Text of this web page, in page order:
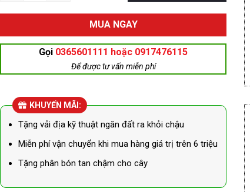
MUA NGAY
Gọi 0365601111 hoặc 0917476115
Để được tư vấn miễn phí
KHUYẾN MÃI:
Tặng vải địa kỹ thuật ngăn đất ra khỏi chậu
Miễn phí vận chuyển khi mua hàng giá trị trên 6 triệu
Tặng phân bón tan chậm cho cây